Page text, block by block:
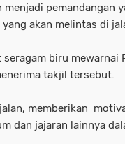
pemandangan
akan melintas di
biru mewarnai
takjil tersebut.
memberikan
dan jajaran lainnya